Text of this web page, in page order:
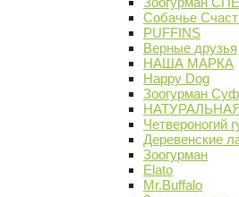
Собачье
PUFFINS
Верные друзья
НАША МАРКА
Happy Dog
Зоогурман
Четвероногий
Деревенские
Зоогурман
Elato
Mr.Buffalo